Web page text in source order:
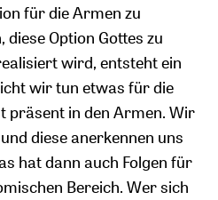
für die Armen zu
Option Gottes zu
wird, entsteht ein
wir tun etwas für die
präsent in den Armen. Wir
diese anerkennen uns
hat dann auch Folgen für
Bereich. Wer sich